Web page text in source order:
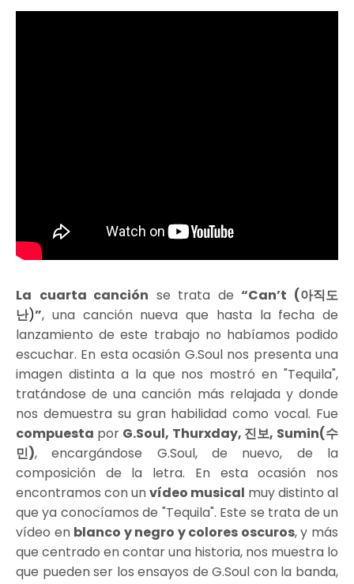
La cuarta canción se trata de“Can’t (아직도
난)”, una canción nueva que hasta la fecha de
lanzamiento de este trabajo no habíamos podido
escuchar. En esta ocasión G.Soul nos presenta una
imagen distinta a la que nos mostró en "Tequila",
tratándose de una canción más relajada y donde
nos demuestra su gran habilidad como vocal. Fue
compuesta por G.Soul, Thurxday, 진보, Sumin(수
민), encargándose G.Soul, de nuevo, de la
composición de la letra. En esta ocasión nos
encontramos con unvídeo musical muy distinto al
que ya conocíamos de "Tequila". Este se trata de un
vídeo en blanco y negro y colores oscuros, y más
que centrado en contar una historia, nos muestra lo
que pueden ser los ensayos de G.Soul con la banda,